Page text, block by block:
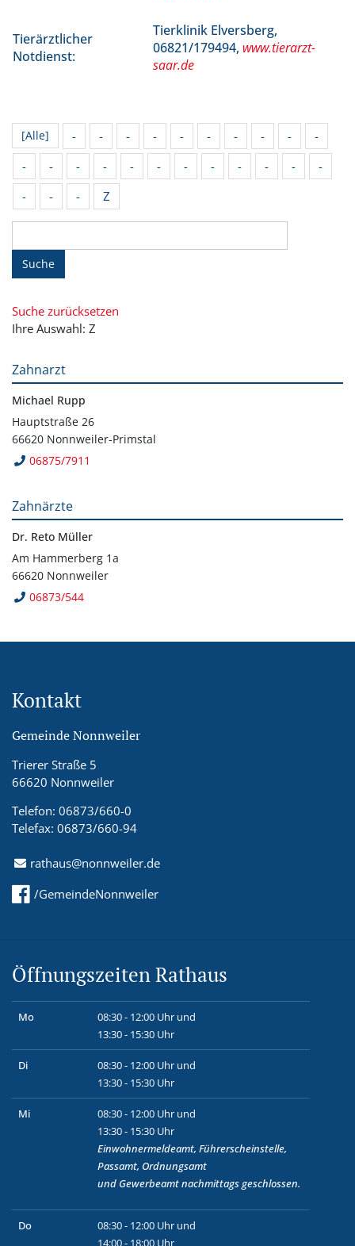
Tierärztlicher
Notdienst:
Tierklinik Elversberg,
06821/179494, www.tierarzt-
saar.de
[Alle] - - - - - - - - -
-
-
- - - - - - - - - -
-
-
- - Z
Suche
Suche zurücksetzen
Ihre Auswahl: Z
Zahnarzt
Michael Rupp
Hauptstraße 26
66620 Nonnweiler-Primstal
06875/7911
Zahnärzte
Dr. Reto Müller
Am Hammerberg 1a
66620 Nonnweiler
06873/544
Kontakt
Gemeinde Nonnweiler
Trierer Straße 5
66620 Nonnweiler
Telefon: 06873/660-0
Telefax: 06873/660-94
rathaus@nonnweiler.de
/GemeindeNonnweiler
Öffnungszeiten Rathaus
Mo
08:30 - 12:00 Uhr und
13:30 - 15:30 Uhr
Di
08:30 - 12:00 Uhr und
13:30 - 15:30 Uhr
Mi
08:30 - 12:00 Uhr und
13:30 - 15:30 Uhr
Einwohnermeldeamt, Führerscheinstelle,
Passamt, Ordnungsamt
und Gewerbeamtnachmittags geschlossen.
Do
08:30 - 12:00 Uhr und
14:00 - 18:00 Uhr